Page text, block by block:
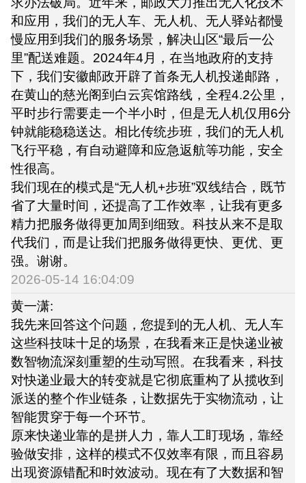
和应用，我们的无人车、无人机、无人驿站都慢
慢应用到我们的服务场景，解决山区“最后一公
里”配送难题。2024年4月，在当地政府的支持
下，我们安徽邮政开辟了首条无人机投递邮路，
在黄山的慈光阁到白云宾馆路线，全程4.2公里，
平时步行需要走一个半小时，但是无人机仅用6分
钟就能稳稳送达。相比传统步班，我们的无人机
飞行平稳，有自动避障和应急返航等功能，安全
性很高。
我们现在的模式是“无人机+步班”双线结合，既节
省了大量时间，还提高了工作效率，让我有更多
精力把服务做得更加周到细致。科技从来不是取
代我们，而是让我们把服务做得更快、更优、更
强。谢谢。
2026-05-14 16:04:09
黄一潇:
我先来回答这个问题，您提到的无人机、无人车
这些科技味十足的场景，在我看来正是快递业被
数智物流深刻重塑的生动写照。在我看来，科技
对快递业最大的转变就是它彻底重构了从揽收到
派送的整个作业链条，让数据先于实物流动，让
智能贯穿于每一个环节。
原来快递业靠的是拼人力，靠人工盯现场，靠经
验做安排，这样的模式不仅效率有限，而且容易
出现资源错配和时效波动。现在有了大数据和智